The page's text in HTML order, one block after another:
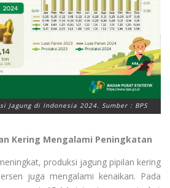
Jagung di Indonesia 2024. Sumber : BPS
Kering Mengalami Peningkatan
produksi jagung pipilan kering
juga mengalami kenaikan. Pada